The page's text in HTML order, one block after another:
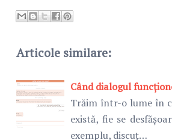
Articole similare:
Când dialogul
Trăim într-o lume în
există, fie se
exemplu, discuț…